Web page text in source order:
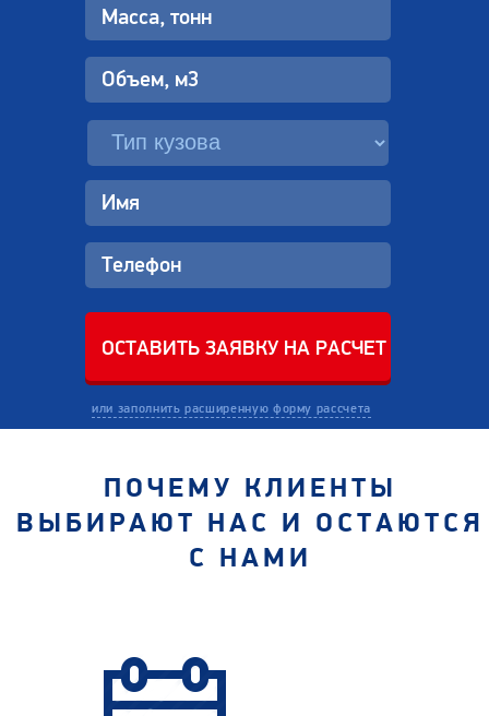
или заполнить расширенную форму рассчета
ПОЧЕМУ КЛИЕНТЫ
ВЫБИРАЮТ НАС И ОСТАЮТСЯ
С НАМИ